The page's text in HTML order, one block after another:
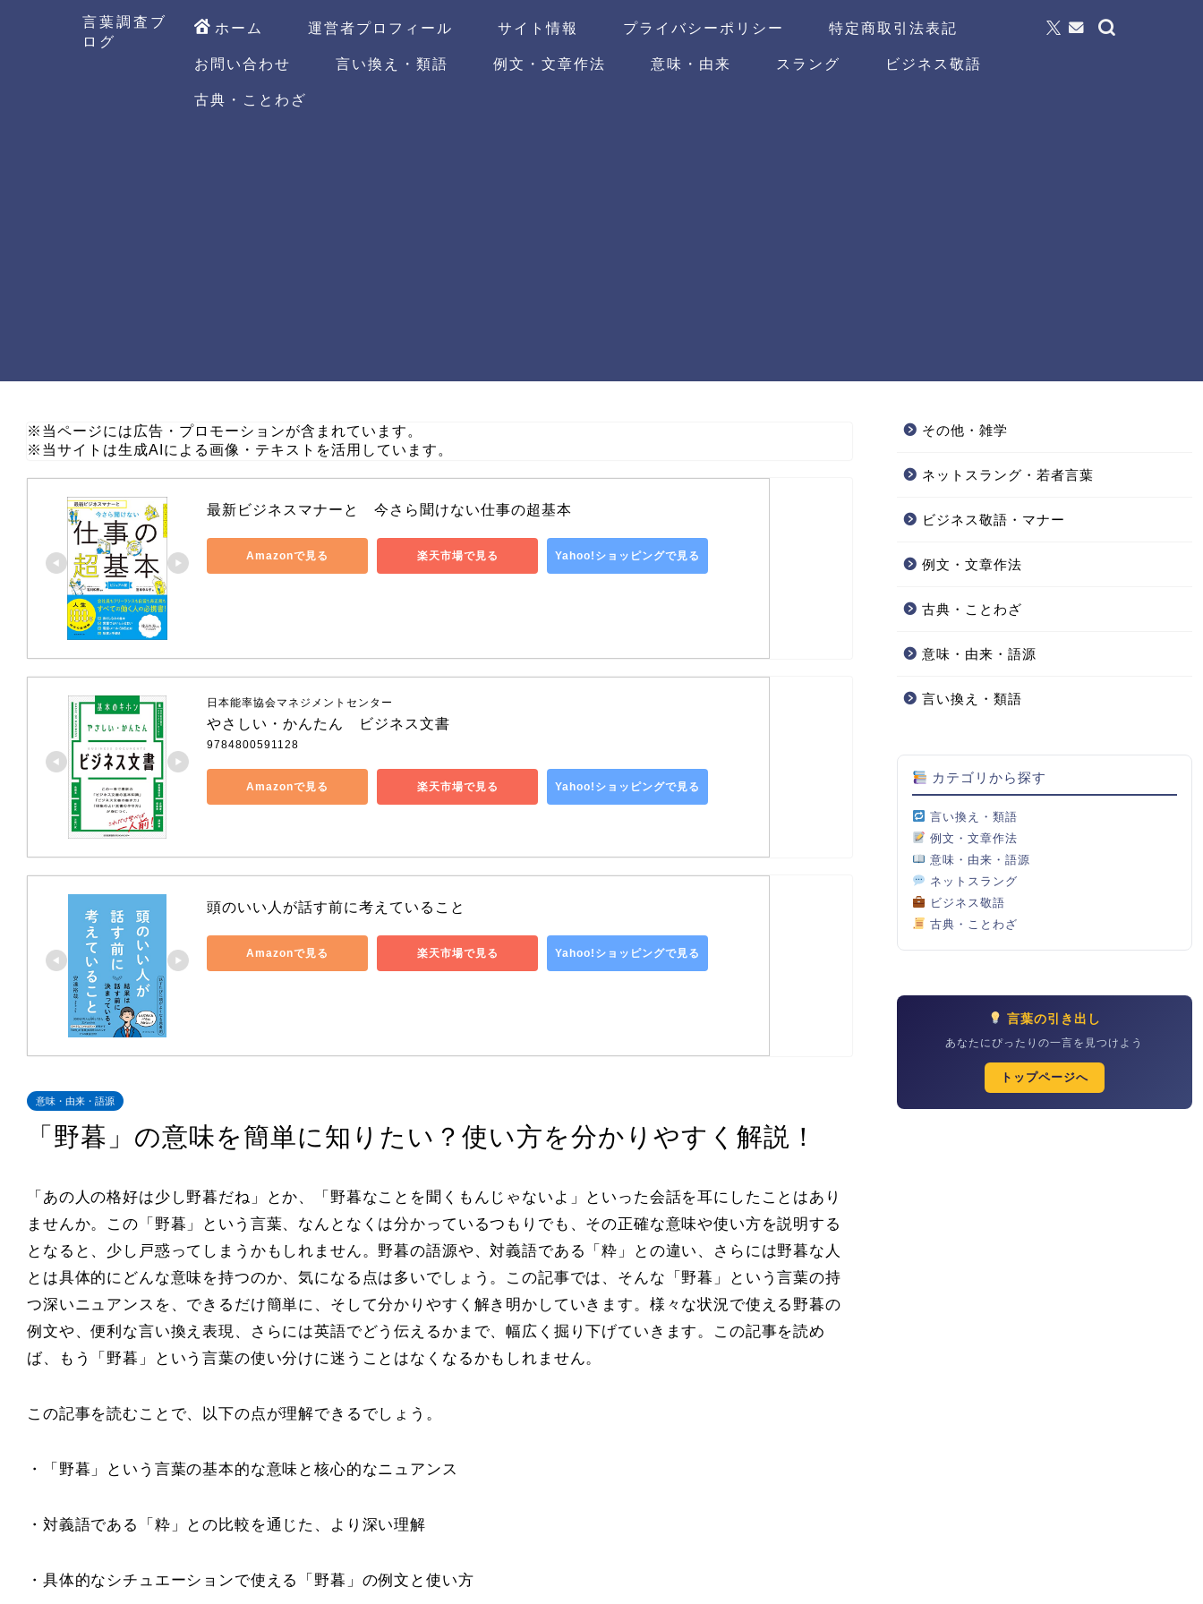
言葉調査ブ
ログ
ホーム 運営者プロフィール サイト情報 プライバシーポリシー
特定商取引法表記
お問い合わせ
言い換え・類語 例文・文章作法 意味・由来 スラング
ビジネス敬語
古典・ことわざ
※当ページには広告・プロモーションが含まれています。
※当サイトは生成AIによる画像・テキストを活用しています。
最新ビジネスマナーと　今さら聞けない仕事の超基本
Amazonで見る 楽天市場で見る Yahoo!ショッピングで見る
日本能率協会マネジメントセンター
やさしい・かんたん　ビジネス文書
9784800591128
Amazonで見る 楽天市場で見る Yahoo!ショッピングで見る
頭のいい人が話す前に考えていること
Amazonで見る 楽天市場で見る Yahoo!ショッピングで見る
意味・由来・語源
「野暮」の意味を簡単に知りたい？使い方を分かりやすく解説！
「あの人の格好は少し野暮だね」とか、「野暮なことを聞くもんじゃないよ」といった会話を耳にしたことはあり
ませんか。この「野暮」という言葉、なんとなくは分かっているつもりでも、その正確な意味や使い方を説明する
となると、少し戸惑ってしまうかもしれません。野暮の語源や、対義語である「粋」との違い、さらには野暮な人
とは具体的にどんな意味を持つのか、気になる点は多いでしょう。この記事では、そんな「野暮」という言葉の持
つ深いニュアンスを、できるだけ簡単に、そして分かりやすく解き明かしていきます。様々な状況で使える野暮の
例文や、便利な言い換え表現、さらには英語でどう伝えるかまで、幅広く掘り下げていきます。この記事を読め
ば、もう「野暮」という言葉の使い分けに迷うことはなくなるかもしれません。
この記事を読むことで、以下の点が理解できるでしょう。
・「野暮」という言葉の基本的な意味と核心的なニュアンス
・対義語である「粋」との比較を通じた、より深い理解
・具体的なシチュエーションで使える「野暮」の例文と使い方
その他・雑学
ネットスラング・若者言葉
ビジネス敬語・マナー
例文・文章作法
古典・ことわざ
意味・由来・語源
言い換え・類語
カテゴリから探す
言い換え・類語
例文・文章作法
意味・由来・語源
ネットスラング
ビジネス敬語
古典・ことわざ
言葉の引き出し
あなたにぴったりの一言を見つけよう
トップページへ